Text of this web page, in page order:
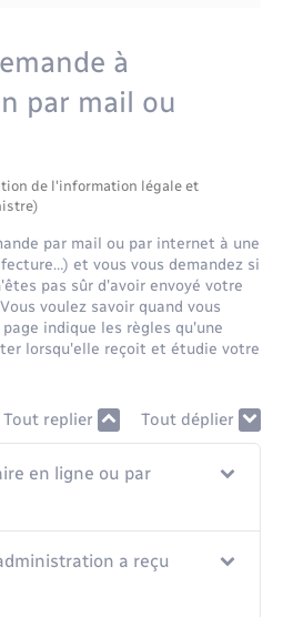
d’occupation de l’espace
à
par mail ou
de l'information légale et
par mail ou par internet à une
et vous vous demandez si
pas sûr d'avoir envoyé votre
voulez savoir quand vous
indique les règles qu'une
lorsqu'elle reçoit et étudie votre
Tout replier Tout déplier
en ligne ou par
a reçu